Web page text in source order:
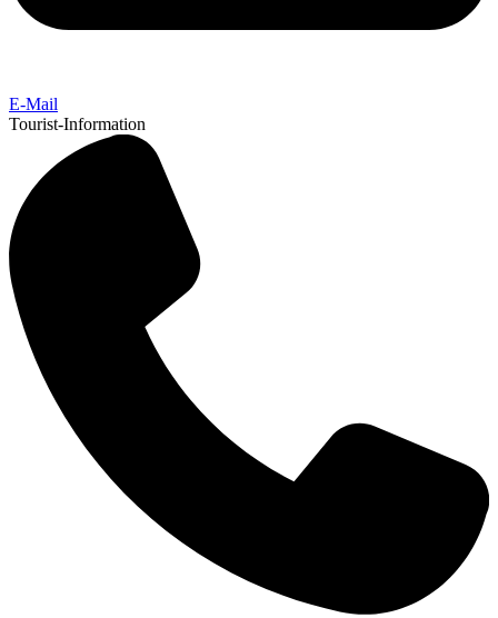
E-Mail
Tourist-Information